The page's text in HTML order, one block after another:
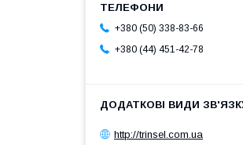
+380 (50) 338-83-66
+380 (44) 451-42-78
http://trinsel.com.ua